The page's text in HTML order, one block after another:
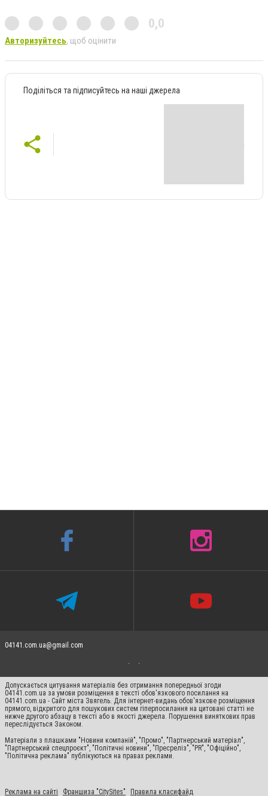
0,0
Авторизуйтесь, щоб оцінити
Поділіться та підписуйтесь на наші джерела
04141.com.ua@gmail.com
Допускається цитування матеріалів без отримання попередньої згоди
04141.com.ua за умови розміщення в тексті обов'язкового посилання на
04141.com.ua - Сайт міста Звягель. Для інтернет-видань обов'язкове розміщення
прямого, відкритого для пошукових систем гіперпосилання на цитовані статті не
нижче другого абзацу в тексті або в якості джерела. Порушення виняткових прав
переслідується Законом.
Матеріали з плашками "Новини компаній", "Промо", "Партнерський матеріал",
"Партнерський спецпроєкт", "Політичні новини", "Пресреліз", "PR", "Офіційно",
"Політична реклама" публікуються на правах реклами.
Реклама на сайті Франшиза "CitySites" Правила класифайд